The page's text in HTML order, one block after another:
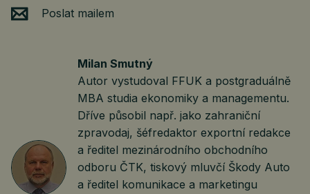
Poslat mailem
Milan Smutný
Autor vystudoval FFUK a postgraduálně
MBA studia ekonomiky a managementu.
Dříve působil např. jako zahraniční
zpravodaj, šéfredaktor exportní redakce
a ředitel mezinárodního obchodního
odboru ČTK, tiskový mluvčí Škody Auto
a ředitel komunikace a marketingu